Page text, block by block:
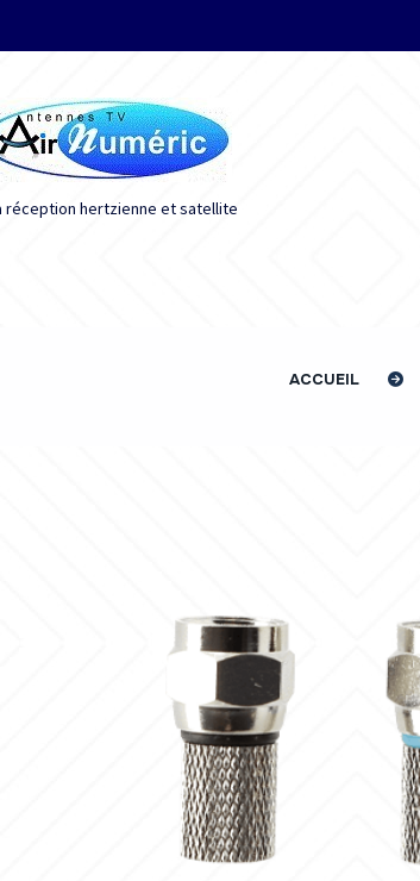
réception hertzienne et satellite
ACCUEIL